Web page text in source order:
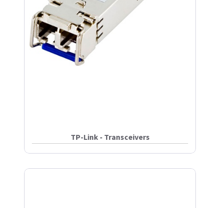
TP-Link - Transceivers